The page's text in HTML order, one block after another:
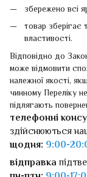
збережено всі
товар зберігає
властивості.
Відповідно до
може відмовити
належної якості,
чинному Переліку
підлягають
телефонні
здійснюються
щодня: 9:00-
відправка